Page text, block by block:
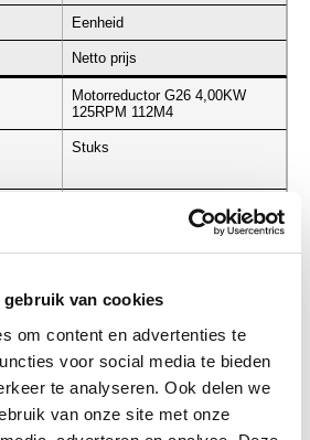
gebruik van cookies
om content en advertenties te
voor social media te bieden
te analyseren. Ook delen we
van onze site met onze
Eenheid
Netto prijs
Motorreductor G26 4,00KW
125RPM 112M4
Stuks
voor
RVS Ø35 125RPM